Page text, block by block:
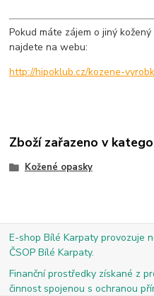
Pokud máte zájem o jiný
najdete na webu:
http://hipoklub.cz/kozene-
Zboží zařazeno v
Kožené opasky
E-shop Bílé Karpaty provozuje
ČSOP Bílé Karpaty.
Finanční prostředky získané z
činnost spojenou s ochranou